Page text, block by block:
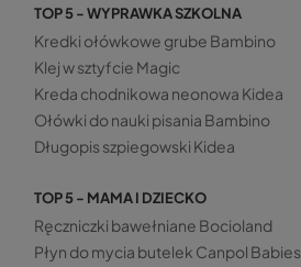
TOP 5 - WYPRAWKA SZKOLNA
Kredki ołówkowe grube Bambino
Klej w sztyfcie Magic
Kreda chodnikowa neonowa Kidea
Ołówki do nauki pisania Bambino
Długopis szpiegowski Kidea
TOP 5 - MAMA I DZIECKO
Ręczniczki bawełniane Bocioland
Płyn do mycia butelek Canpol Babies